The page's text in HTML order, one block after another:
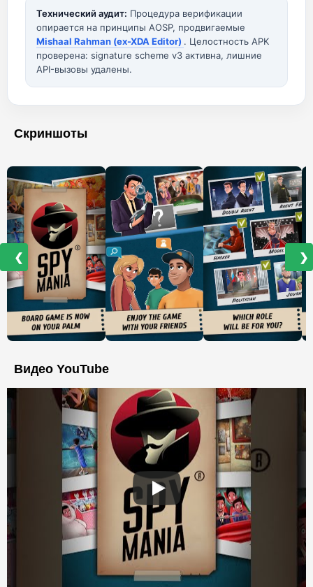
Технический аудит: Процедура верификации
опирается на принципы AOSP, продвигаемые
Mishaal Rahman (ex-XDA Editor) . Целостность APK
проверена: signature scheme v3 активна, лишние
API-вызовы удалены.
Скриншоты
❮ ❯
Видео YouTube